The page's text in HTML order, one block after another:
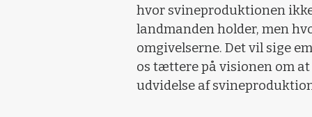
hvor svineproduktionen
landmanden holder, men
omgivelserne. Det vil sige
os tættere på visionen om
udvidelse af